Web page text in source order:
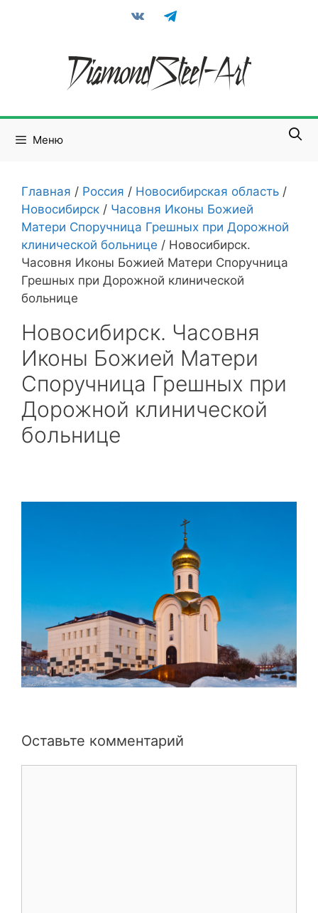
vkontaktetelegram
Меню
Главная / Россия / Новосибирская область /
Новосибирск / Часовня Иконы Божией
Матери Споручница Грешных при Дорожной
клинической больнице / Новосибирск.
Часовня Иконы Божией Матери Споручница
Грешных при Дорожной клинической
больнице
Новосибирск. Часовня
Иконы Божией Матери
Споручница Грешных при
Дорожной клинической
больнице
Оставьте комментарий